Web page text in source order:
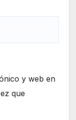
y web en
que